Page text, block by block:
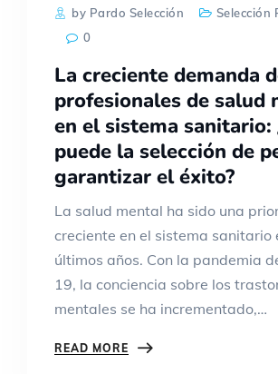
by Pardo Selección
Selección
0
La creciente demanda
profesionales de salud
en el sistema sanitario:
puede la selección de
garantizar el éxito?
La salud mental ha sido una
creciente en el sistema sanitario
últimos años. Con la pandemia
19, la conciencia sobre los
mentales se ha incrementado,…
READ MORE